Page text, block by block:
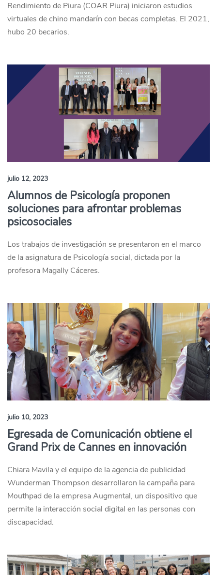
Rendimiento de Piura (COAR Piura) iniciaron estudios
virtuales de chino mandarín con becas completas. El 2021,
hubo 20 becarios.
julio 12, 2023
Alumnos de Psicología proponen
soluciones para afrontar problemas
psicosociales
Los trabajos de investigación se presentaron en el marco
de la asignatura de Psicología social, dictada por la
profesora Magally Cáceres.
julio 10, 2023
Egresada de Comunicación obtiene el
Grand Prix de Cannes en innovación
Chiara Mavila y el equipo de la agencia de publicidad
Wunderman Thompson desarrollaron la campaña para
Mouthpad de la empresa Augmental, un dispositivo que
permite la interacción social digital en las personas con
discapacidad.